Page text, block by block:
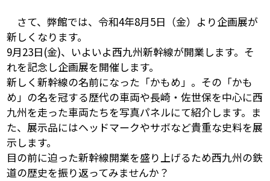
さて、弊館では、令和4年8月5日（金）より企画展が
新しくなります。
9月23日(金)、いよいよ西九州新幹線が開業します。そ
れを記念し企画展を開催します。
新しく新幹線の名前になった「かもめ」。その「かも
め」の名を冠する歴代の車両や長崎・佐世保を中心に西
九州を走った車両たちを写真パネルにて紹介します。ま
た、展示品にはヘッドマークやサボなど貴重な史料を展
示します。
目の前に迫った新幹線開業を盛り上げるため西九州の鉄
道の歴史を振り返ってみませんか？